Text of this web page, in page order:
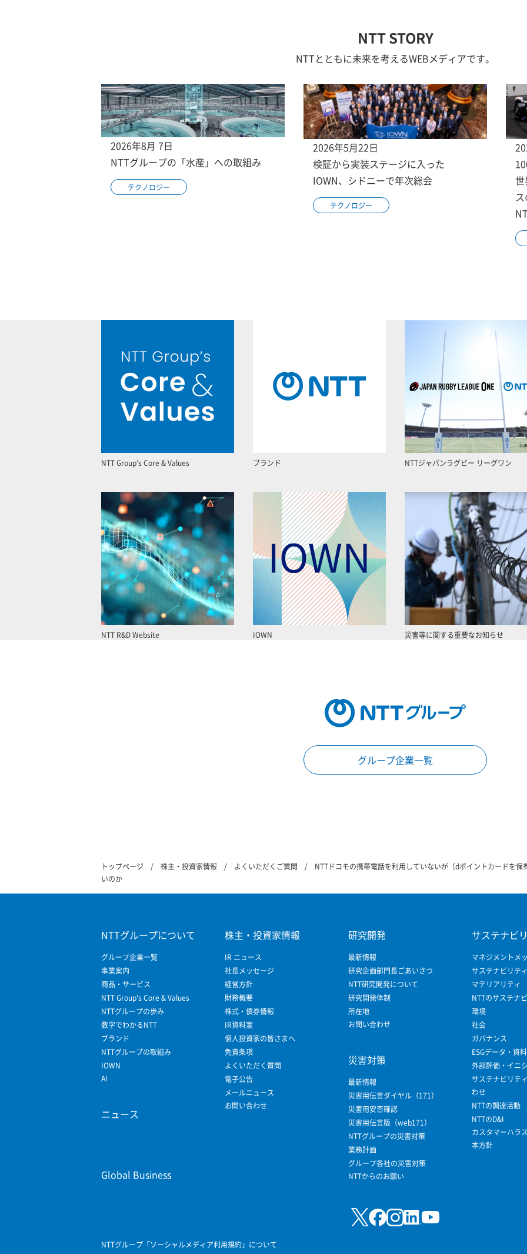
NTT STORY
NTTとともに未来を考えるWEBメディアです。
2026年8月 7日
NTTグループの「水産」への取組み
テクノロジー
2026年5月22日
検証から実装ステージに入った
IOWN、シドニーで年次総会
テクノロジー
NTT Group’s Core & Values ブランド NTTジャパンラグビー リーグワン
NTT R&D Website IOWN 災害等に関する重要なお知らせ
グループ企業一覧
トップページ 株主・投資家情報 よくいただくご質問
NTTドコモの携帯電話を利用していないが（dポイントカードを
いのか
NTTグループについて
グループ企業一覧
事業案内
商品・サービス
NTT Group's Core & Values
NTTグループの歩み
数字でわかるNTT
ブランド
NTTグループの取組み
IOWN
AI
ニュース
Global Business
株主・投資家情報
IR ニュース
社長メッセージ
経営方針
財務概要
株式・債券情報
IR資料室
個人投資家の皆さまへ
免責条項
よくいただく質問
電子公告
メールニュース
お問い合わせ
研究開発
最新情報
研究企画部門長ごあいさつ
NTT研究開発について
研究開発体制
所在地
お問い合わせ
災害対策
最新情報
災害用伝言ダイヤル（171）
災害用安否確認
災害用伝言版（web171）
NTTグループの災害対策
業務計画
グループ各社の災害対策
NTTからのお願い
サステナビ
マネジメントメ
サステナビリテ
マテリアリティ
NTTのサステナ
環境
社会
ガバナンス
ESGデータ・資料
外部評価・イニ
サステナビリテ
わせ
NTTの調達活動
NTTのD&I
カスタマーハラ
本方針
NTTグループ「ソーシャルメディア利用規約」について